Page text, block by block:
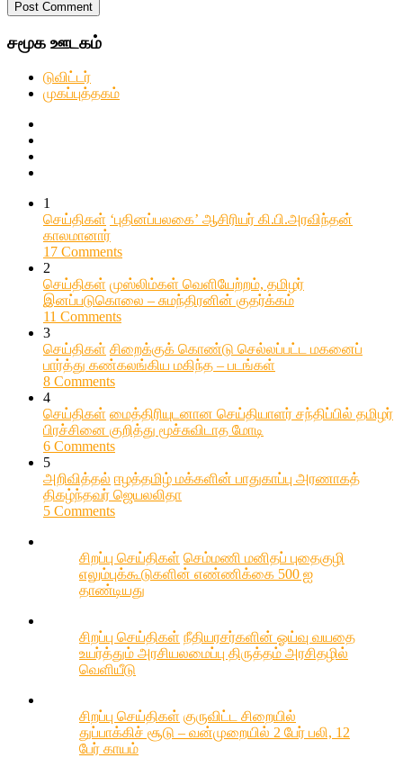
சமூக ஊடகம்
டுவிட்டர்
முகப்புத்தகம்
1
செய்திகள் ‘புதினப்பலகை’ ஆசிரியர் கி.பி.அரவிந்தன்
காலமானார்
17 Comments
2
செய்திகள் முஸ்லிம்கள் வெளியேற்றம், தமிழர்
இனப்படுகொலை – சுமந்திரனின் குதர்க்கம்
11 Comments
3
செய்திகள் சிறைக்குக் கொண்டு செல்லப்பட்ட மகனைப்
பார்த்து கண்கலங்கிய மகிந்த – படங்கள்
8 Comments
4
செய்திகள் மைத்திரியுடனான செய்தியாளர் சந்திப்பில் தமிழர்
பிரச்சினை குறித்து மூச்சுவிடாத மோடி
6 Comments
5
அறிவித்தல் ஈழத்தமிழ் மக்களின் பாதுகாப்பு அரணாகத்
திகழ்ந்தவர் ஜெயலலிதா
5 Comments
சிறப்பு செய்திகள் செம்மணி மனிதப் புதைகுழி
எலும்புக்கூடுகளின் எண்ணிக்கை 500 ஐ
தாண்டியது
சிறப்பு செய்திகள் நீதியரசர்களின் ஓய்வு வயதை
உயர்த்தும் அரசியலமைப்பு திருத்தம் அரசிதழில்
வெளியீடு
சிறப்பு செய்திகள் குருவிட்ட சிறையில்
துப்பாக்கிச் சூடு – வன்முறையில் 2 பேர் பலி, 12
பேர் காயம்